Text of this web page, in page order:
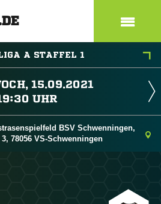
A STAFFEL 1


BSV Schwenningen,
78056 VS-Schwenningen